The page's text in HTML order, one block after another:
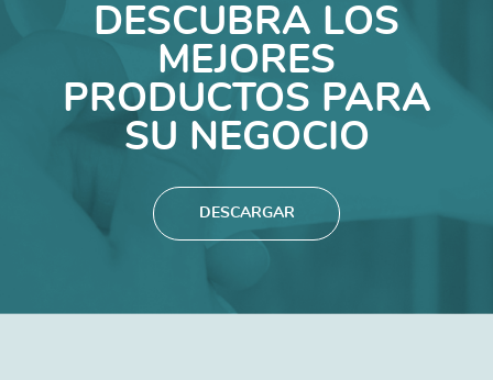
DESCUBRA LOS
MEJORES
PRODUCTOS PARA
SU NEGOCIO
DESCARGAR